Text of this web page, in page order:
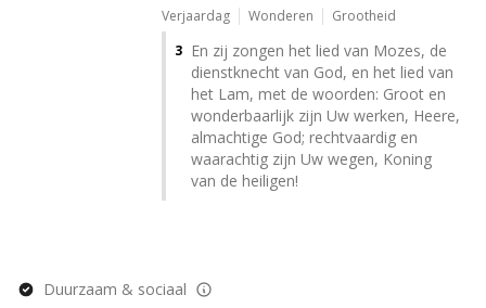
Verjaardag Wonderen
Grootheid
3 En zij zongen het lied van Mozes, de
dienstknecht van God, en het lied van
het Lam, met de woorden: Groot en
wonderbaarlijk zijn Uw werken, Heere,
almachtige God; rechtvaardig en
waarachtig zijn Uw wegen, Koning
van de heiligen!
Duurzaam & sociaal